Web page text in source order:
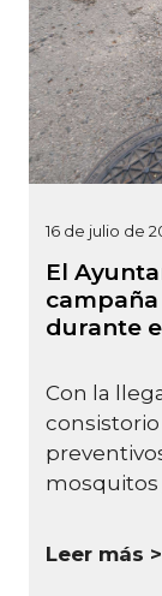
16 de julio de
El
durante
Con la
mosquitos
Leer más >